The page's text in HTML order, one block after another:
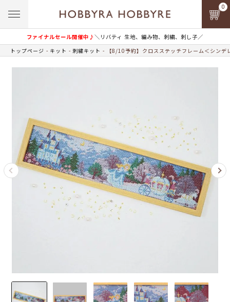
ファイナルセール開催中♪＼リバティ 生地、編み物、刺繍、刺し子／
0
トップページ キット 刺繍キット 【8/10予約】クロスステッチフレーム＜シンデ